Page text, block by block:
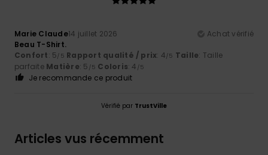
Marie Claude14 juillet 2026
Achat vérifié
Beau T-Shirt.
Confort: 5/5 Rapport qualité / prix: 4/5 Taille: Taille
parfaite Matière: 5 /5 Coloris: 4 /5
Je recommande ce produit
Vérifié par TrustVille
Articles vus récemment